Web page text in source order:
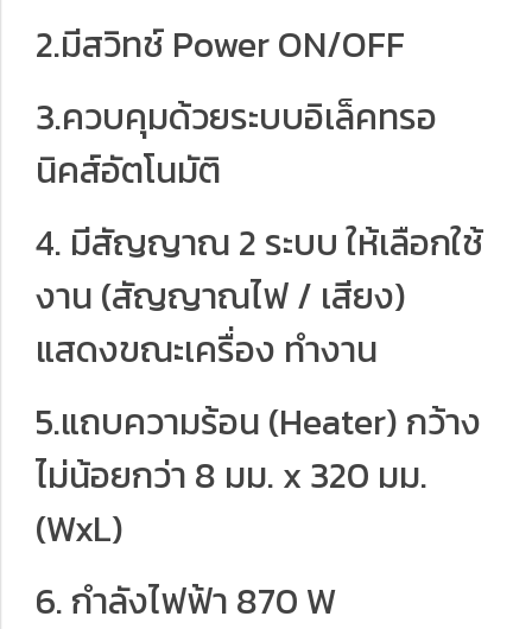
2.มีสวิทช์ Power ON/OFF
3.ควบคุมด้วยระบบอิเล็คทรอ
นิคส์อัตโนมัติ
4. มีสัญญาณ 2 ระบบ ให้เลือกใช้
งาน (สัญญาณไฟ / เสียง)
แสดงขณะเครื่อง ทํางาน
5.แถบความร้อน (Heater) กว้าง
ไม่น้อยกว่า 8 มม. x 320 มม.
(WxL)
6. กำลังไฟฟ้า 870 W